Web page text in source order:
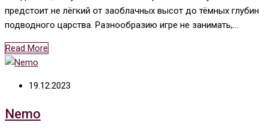
предстоит не лёгкий от заоблачных высот до тёмных глубин
подводного царства. Разнообразию игре не занимать,…
Read More
19.12.2023
Nemo